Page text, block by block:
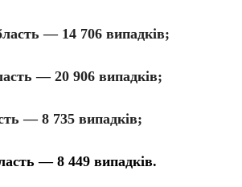
— 14 706 випадків;
— 20 906 випадків;
— 8 735 випадків;
— 8 449 випадків.